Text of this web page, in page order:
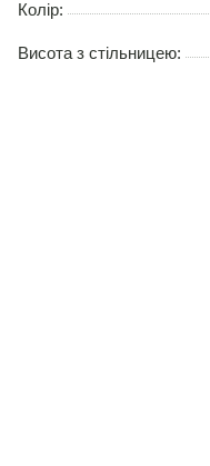
Колір:
Висота з стільницею: